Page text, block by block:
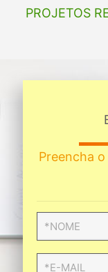
PROJETOS
Preencha